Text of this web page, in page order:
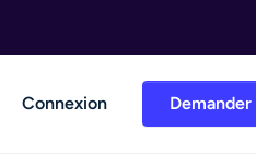
Connexion